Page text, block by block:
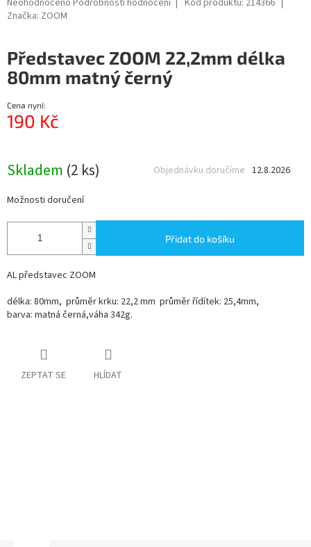
hodnocení
0,0
z
5
Neohodnoceno Podrobnosti hodnocení Kód produktu: 214366
Značka: ZOOM
Představec ZOOM 22,2mm délka
80mm matný černý
Cena nyní:
190 Kč
Skladem (2 ks) 12.8.2026
Objednávku doručíme
Možnosti doručení
Přidat do košíku
AL představec ZOOM
délka: 80mm, průměr krku: 22,2 mm průměr řídítek: 25,4mm,
barva: matná černá,váha 342g.
ZEPTAT SE HLÍDAT